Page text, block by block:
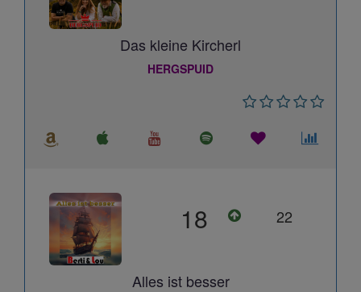
Das kleine Kircherl
HERGSPUID
18 22
Alles ist besser